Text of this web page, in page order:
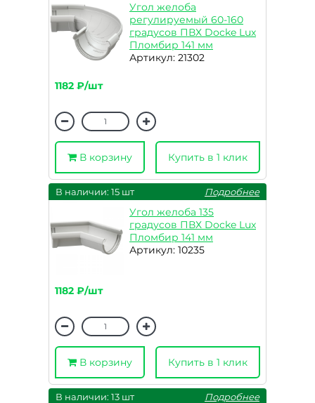
Угол желоба
регулируемый 60-160
градусов ПВХ Docke Lux
Пломбир 141 мм
Артикул: 21302
1182 ₽/шт
В корзину Купить в 1 клик
В наличии: 15 шт Подробнее
Угол желоба 135
градусов ПВХ Docke Lux
Пломбир 141 мм
Артикул: 10235
1182 ₽/шт
В корзину Купить в 1 клик
В наличии: 13 шт Подробнее